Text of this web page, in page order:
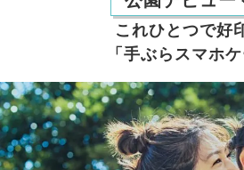
これひとつで好
「手ぶらスマホケ